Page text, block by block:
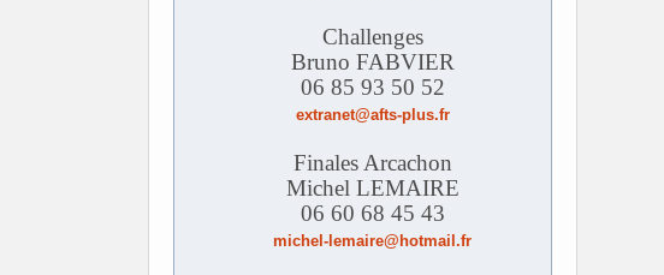
Challenges
Bruno FABVIER
06 85 93 50 52
extranet@afts-plus.fr
Finales Arcachon
Michel LEMAIRE
06 60 68 45 43
michel-lemaire@hotmail.fr